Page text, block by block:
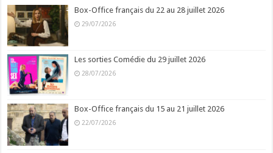
Box-Office français du 22 au 28 juillet 2026
29/07/2026
Les sorties Comédie du 29 juillet 2026
28/07/2026
Box-Office français du 15 au 21 juillet 2026
22/07/2026